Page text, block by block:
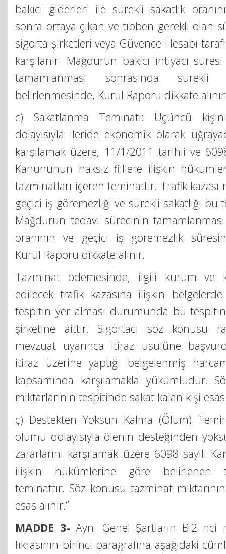
bakıcı giderleri ile sürekli sakatlık
sonra ortaya çıkan ve tıbben gerekli olan
sigorta şirketleri veya Güvence Hesabı
karşılanır. Mağdurun bakıcı ihtiyacı
tamamlanması sonrasında sürekli
belirlenmesinde, Kurul Raporu dikkate
c) Sakatlanma Teminatı: Üçüncü
dolayısıyla ileride ekonomik olarak
karşılamak üzere, 11/1/2011 tarihli ve
Kanununun haksız fiillere ilişkin
tazminatları içeren teminattır. Trafik
geçici iş göremezliği ve sürekli sakatlığı bu
Mağdurun tedavi sürecinin tamamlanması
oranının ve geçici iş göremezlik
Kurul Raporu dikkate alınır.
Tazminat ödemesinde, ilgili kurum ve
edilecek trafik kazasına ilişkin
tespitin yer alması durumunda bu
şirketine aittir. Sigortacı söz konusu
mevzuat uyarınca itiraz usulüne
itiraz üzerine yaptığı belgelenmiş
kapsamında karşılamakla yükümlüdür.
miktarlarının tespitinde sakat kalan kişi esas
ç) Destekten Yoksun Kalma (Ölüm)
ölümü dolayısıyla ölenin desteğinden
zararlarını karşılamak üzere 6098 sayılı
ilişkin hükümlerine göre belirlenen
teminattır. Söz konusu tazminat
esas alınır.”
MADDE 3-Aynı Genel Şartların B.2
fıkrasının birinci paragrafına aşağıdaki